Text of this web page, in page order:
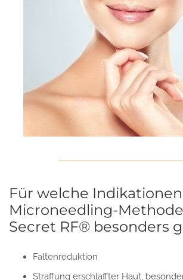
Für welche
Microneedling-
Secret RF® besonders
Faltenreduktion
Straffung erschlaffter Haut,